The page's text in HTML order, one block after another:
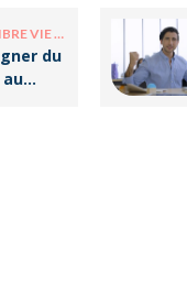
/ VIE PERSO
du